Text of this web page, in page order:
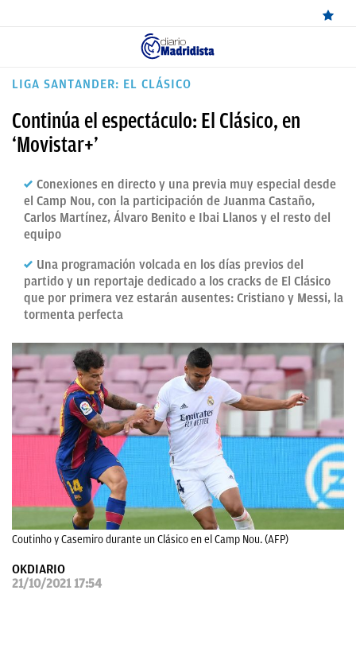
ÚLTIMAS
REAL
BALONCESTO
CANTERA
FICHAJES
DIRECTO
FEMENINO
PAPARAZZI
OKDIARIO
LIGA SANTANDER: EL CLÁSICO
Continúa el espectáculo: El Clásico, en
‘Movistar+’
Conexiones en directo y una previa muy especial desde
el Camp Nou, con la participación de Juanma Castaño,
Carlos Martínez, Álvaro Benito e Ibai Llanos y el resto del
equipo
Una programación volcada en los días previos del
partido y un reportaje dedicado a los cracks de El Clásico
que por primera vez estarán ausentes: Cristiano y Messi, la
tormenta perfecta
Coutinho y Casemiro durante un Clásico en el Camp Nou. (AFP)
OKDIARIO
21/10/2021 17:54